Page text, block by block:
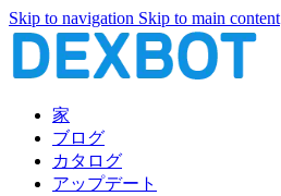
Skip to navigation Skip to main content
家
ブログ
カタログ
アップデート